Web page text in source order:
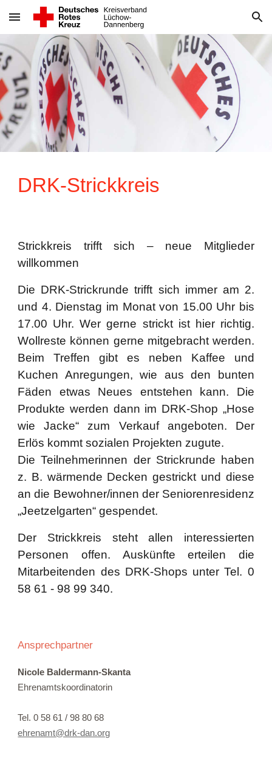
Skip to main content Skip to navigation
DRK-Strickkreis
Strickkreis trifft sich – neue Mitglieder
willkommen
Die DRK-Strickrunde trifft sich immer am 2.
und 4. Dienstag im Monat von 15.00 Uhr bis
17.00 Uhr. Wer gerne strickt ist hier richtig.
Wollreste können gerne mitgebracht werden.
Beim Treffen gibt es neben Kaffee und
Kuchen Anregungen, wie aus den bunten
Fäden etwas Neues entstehen kann. Die
Produkte werden dann im DRK-Shop „Hose
wie Jacke“ zum Verkauf angeboten. Der
Erlös kommt sozialen Projekten zugute.
Die Teilnehmerinnen der Strickrunde haben
z. B. wärmende Decken gestrickt und diese
an die Bewohner/innen der Seniorenresidenz
„Jeetzelgarten“ gespendet.
Der Strickkreis steht allen interessierten
Personen offen. Auskünfte erteilen die
Mitarbeitenden des DRK-Shops unter Tel. 0
58 61 - 98 99 340.
Ansprechpartner
Nicole Baldermann-Skanta
Ehrenamtskoordinatorin
Tel. 0 58 61 / 98 80 68
ehrenamt@drk-dan.org